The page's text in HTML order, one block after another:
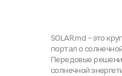
SOLAR.md – это
портал о
Передовые
солнечной